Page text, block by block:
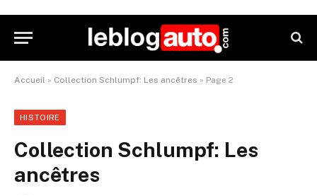
Accueil » Collection Schlumpf: Les ancêtres » Page 2
HISTOIRE
Collection Schlumpf: Les
ancêtres